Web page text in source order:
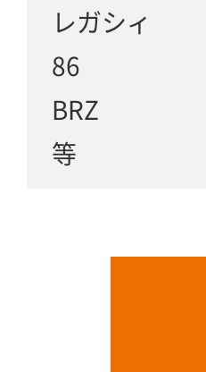
レガシィ
86
BRZ
等